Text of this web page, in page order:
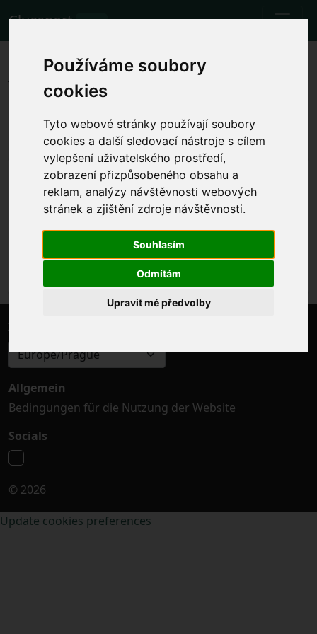
Používáme soubory
cookies
Tyto webové stránky používají soubory
cookies a další sledovací nástroje s cílem
vylepšení uživatelského prostředí,
zobrazení přizpůsobeného obsahu a
reklam, analýzy návštěvnosti webových
stránek a zjištění zdroje návštěvnosti.
Souhlasím
Odmítám
Upravit mé předvolby
Cluesport BETA
Die besten Flugtarife und
Tickets für das Fußballspiel
Paris Saint Germain gegen Lille.
Spiele 11.2.2024 Paris Saint Germain - Lille
Lokale Spielzeit anzeigen
So. 11.2.2024 die Zeit wird festgelegt
Parc des Princes, Paris (France)
Ligue 1
Das Ereignis ist bereits eingetreten. Sie können
jedoch ein anderes Ereignis versuchen.
Zeitzone auswählen
Europe/Prague
Allgemein
Bedingungen für die Nutzung der Website
Socials
© 2026
Update cookies preferences